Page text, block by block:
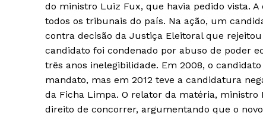
do ministro Luiz Fux, que havia pedido vista.
todos os tribunais do país. Na ação, um
contra decisão da Justiça Eleitoral que
candidato foi condenado por abuso de poder
três anos inelegibilidade. Em 2008, o
mandato, mas em 2012 teve a candidatura
da Ficha Limpa. O relator da matéria,
direito de concorrer, argumentando que o